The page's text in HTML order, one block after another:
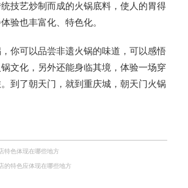
技艺炒制而成的火锅底料，使人的胃得
验也丰富化、特色化。
你可以品尝非遗火锅的味道，可以感悟
文化，另外还能身临其境，体验一场穿
到了朝天门，就到重庆城，朝天门火锅
特色体现在哪些地方
的特色应体现在哪些地方